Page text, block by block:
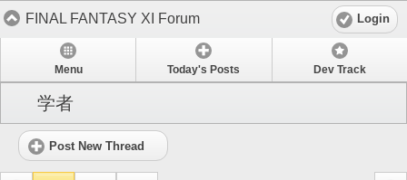
FINAL FANTASY XI Forum Login
Menu Today's Posts Dev Track
学者
Post New Thread